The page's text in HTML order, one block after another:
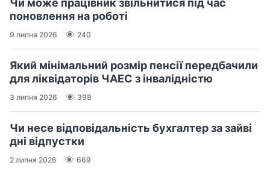
Чи може працівник звільнитися під час
поновлення на роботі
9 липня 2026 240
Який мінімальний розмір пенсії передбачили
для ліквідаторів ЧАЕС з інвалідністю
3 липня 2026 398
Чи несе відповідальність бухгалтер за зайві
дні відпустки
2 липня 2026 669